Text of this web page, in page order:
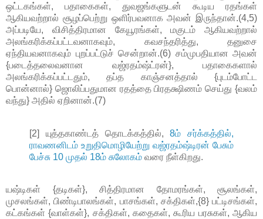
ஒட்டகங்கள், பதாகைகள், துவஜங்களுடன் கூடிய ரதங்கள்
ஆகியவற்றால் சூழப்பெற்று ஒளிர்பவனாக அவன் இருந்தான்.(4,5)
அப்படியே, விசித்திரமான கேயூரங்கள், மகுடம் ஆகியவற்றால்
அலங்கரிக்கப்பட்டவனாகவும், கவசந்தரித்து, தனுசை
ஏந்தியவனாகவும் புறப்பட்டுச் சென்றான்.(6) சம்முபதியான அவன்
{படைத்தலைவனான வஜ்ரதம்ஷ்ட்ரன்}, பதாகைகளால்
அலங்கரிக்கப்பட்டதும், தப்த காஞ்சனத்தால் {புடம்போட்ட
பொன்னால்} ஜொலிப்பதுமான ரதத்தை பிரதக்ஷிணம் செய்து {வலம்
வந்து} அதில் ஏறினான்.(7)
[2] யுத்தகாண்டத் தொடக்கத்தில்,8ம் சர்க்கத்தில்,
ராவணனிடம் உறுதிமொழியேற்று வஜ்ரதம்ஷ்டிரன் பேசும்
பேச்சு 10 முதல் 18ம் சுலோகம் வரை நீள்கிறது.
யஷ்டிகள் {தடிகள்}, சித்திரமான தோமரங்கள், சூலங்கள்,
முசலங்கள், பிண்டிபாலங்கள், பாசங்கள், சக்திகள்,{8} பட்டிசங்கள்,
கட்கங்கள் {வாள்கள்}, சக்திகள், கதைகள், கூரிய பரசுகள், ஆகிய